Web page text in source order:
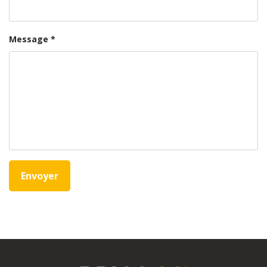
Message *
Envoyer